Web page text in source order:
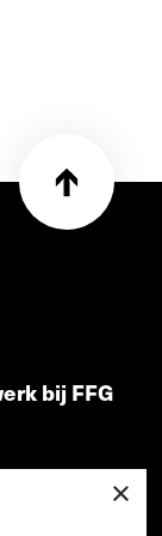
bij FFG
×